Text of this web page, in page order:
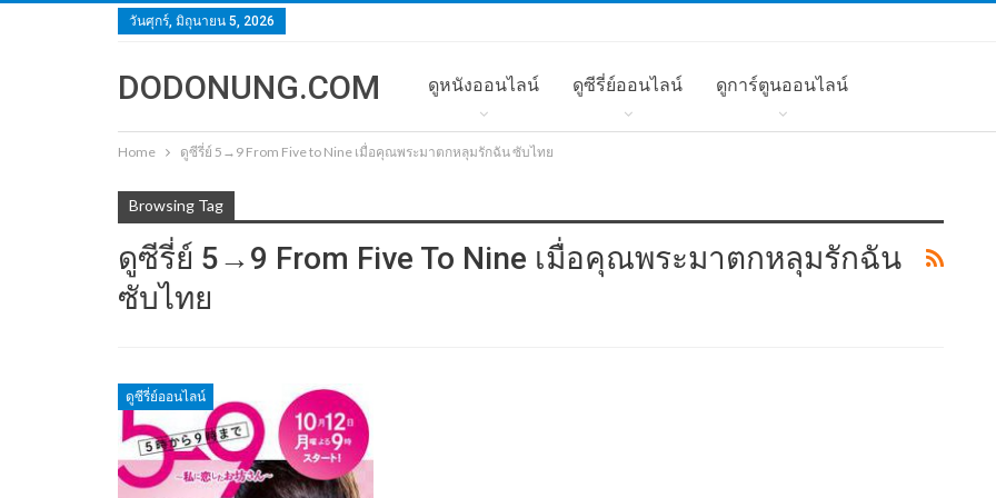
วันศุกร์, มิถุนายน 5, 2026
DODONUNG.COM ดูหนังออนไลน์ ดูซีรี่ย์ออนไลน์ ดูการ์ตูนออนไลน์
Home ดูซีรี่ย์ 5→9 From Five to Nine เมื่อคุณพระมาตกหลุมรักฉัน ซับไทย
Browsing Tag
ดูซีรี่ย์ 5→9 From Five To Nine เมื่อคุณพระมาตกหลุมรักฉัน
ซับไทย
ดูซีรี่ย์ออนไลน์